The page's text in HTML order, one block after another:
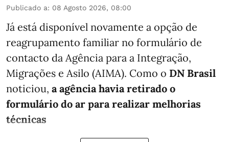
Publicado a: 08 Agosto 2026, 08:00
Já está disponível novamente a opção de
reagrupamento familiar no formulário de
contacto da Agência para a Integração,
Migrações e Asilo (AIMA). Como o DN Brasil
noticiou, a agência havia retirado o
formulário do ar para realizar melhorias
técnicas